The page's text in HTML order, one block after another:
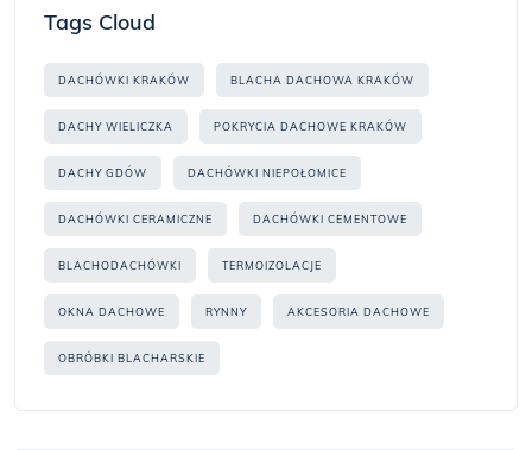
Tags Cloud
DACHÓWKI KRAKÓW BLACHA DACHOWA KRAKÓW
DACHY WIELICZKA POKRYCIA DACHOWE KRAKÓW
DACHY GDÓW DACHÓWKI NIEPOŁOMICE
DACHÓWKI CERAMICZNE DACHÓWKI CEMENTOWE
BLACHODACHÓWKI TERMOIZOLACJE
OKNA DACHOWE RYNNY AKCESORIA DACHOWE
OBRÓBKI BLACHARSKIE